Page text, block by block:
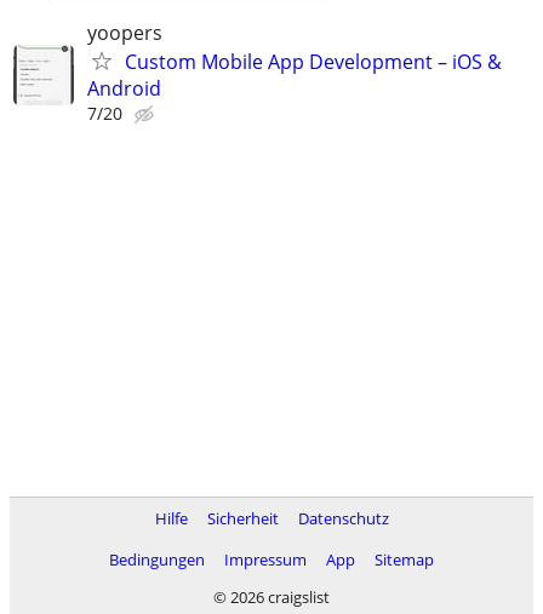
yoopers
Custom Mobile App Development – iOS &
Android
7/20
Hilfe Sicherheit
Datenschutz
Bedingungen
Impressum App
Sitemap
© 2026 craigslist